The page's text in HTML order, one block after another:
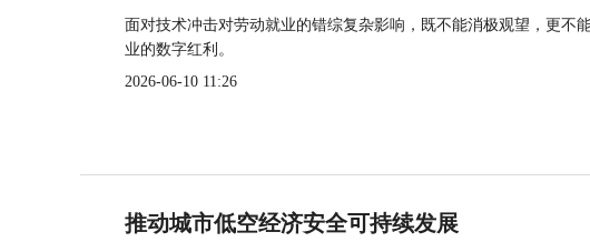
面对技术冲击对劳动就业的错综复杂影响，既不能消极观望，更
业的数字红利。
2026-06-10 11:26
推动城市低空经济安全可持续发展